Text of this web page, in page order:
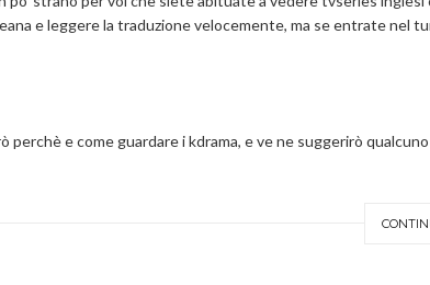
e leggere la traduzione velocemente, ma se entrate nel
perchè e come guardare i kdrama, e ve ne suggerirò qualcuno